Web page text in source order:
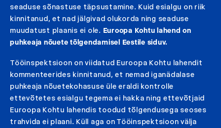
seaduse sõnastuse täpsustamine. Kuid esialgu on riik
kinnitanud, et nad jälgivad olukorda ning seaduse
muudatust plaanis ei ole. Euroopa Kohtu lahend on
puhkeaja nõuete tõlgendamisel Eestile siduv.
Tööinspektsioon on viidatud Euroopa Kohtu lahendit
kommenteerides kinnitanud, et nemad iganädalase
puhkeaja nõuetekohasuse üle eraldi kontrolle
ettevõtetes esialgu tegema ei hakka ning ettevõtjaid
Euroopa Kohtu lahendis toodud tõlgendusega seoses
trahvida ei plaani. Küll aga on Tööinspektsioon välja